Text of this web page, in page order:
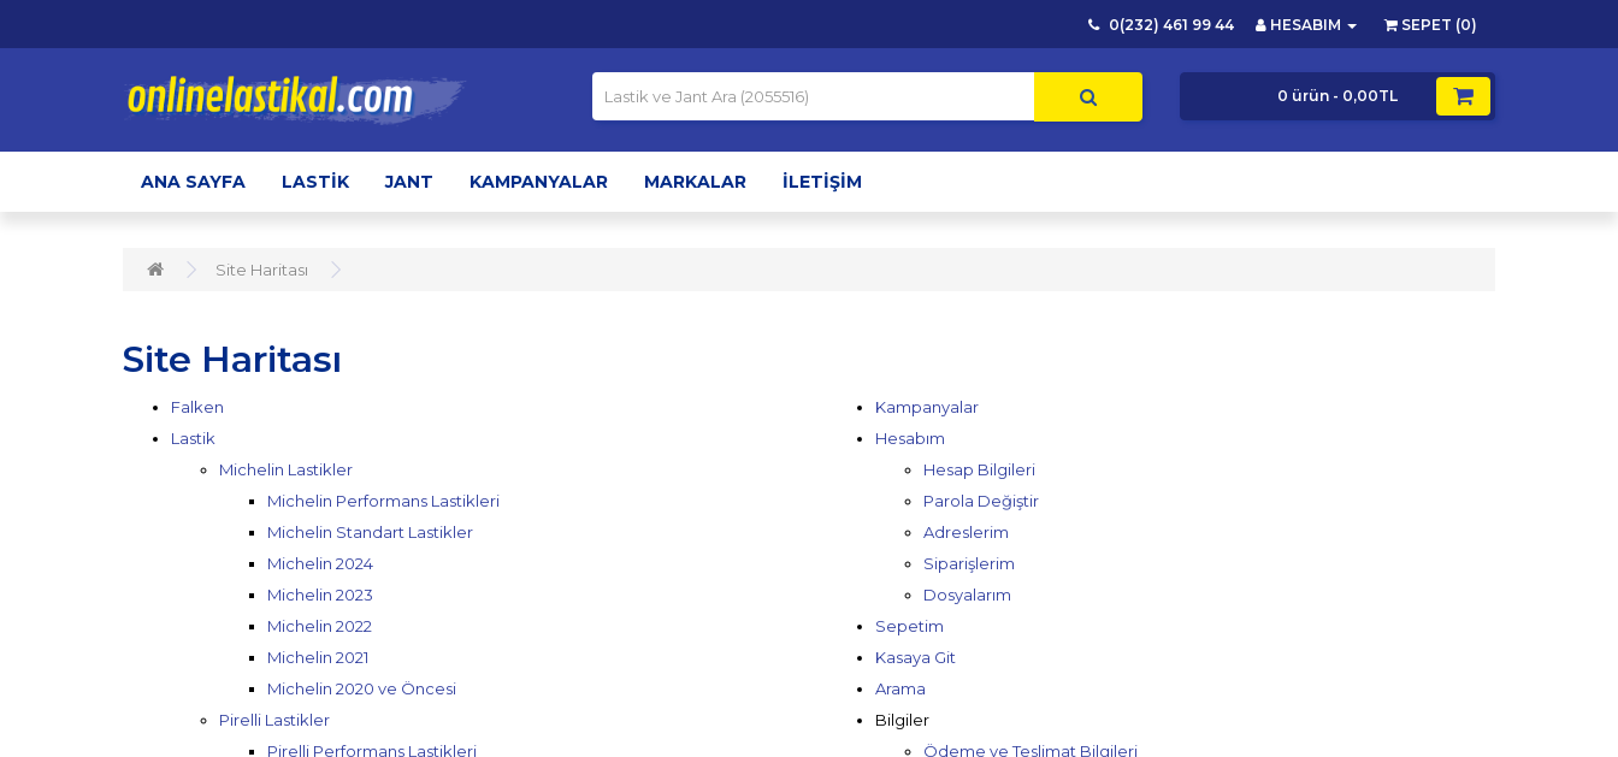
0(232) 461 99 44 HESABIM SEPET (0)
0 ürün - 0,00TL
ANA SAYFA LASTIK JANT KAMPANYALAR MARKALAR İLETIŞIM
Site Haritası
Site Haritası
Falken
Lastik
Michelin Lastikler
Michelin Performans Lastikleri
Michelin Standart Lastikler
Michelin 2024
Michelin 2023
Michelin 2022
Michelin 2021
Michelin 2020 ve Öncesi
Pirelli Lastikler
Pirelli Performans Lastikleri
Kampanyalar
Hesabım
Hesap Bilgileri
Parola Değiştir
Adreslerim
Siparişlerim
Dosyalarım
Sepetim
Kasaya Git
Arama
Bilgiler
Ödeme ve Teslimat Bilgileri